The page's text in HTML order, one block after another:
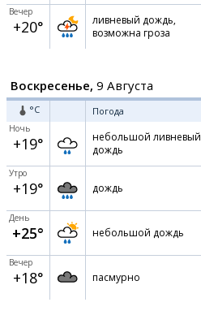
Вечер
+20°
ливневый дождь,
возможна гроза
Воскресенье, 9 Августа
°C Погода
Ночь
+19°
небольшой ливневый
дождь
Утро
+19° дождь
День
+25° небольшой дождь
Вечер
+18° пасмурно